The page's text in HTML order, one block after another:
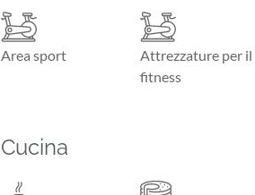
Area sport
Attrezzature per il
fitness
Cucina